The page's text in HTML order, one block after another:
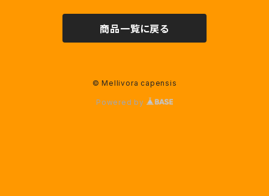
商品一覧に戻る
© Mellivora capensis
Powered by